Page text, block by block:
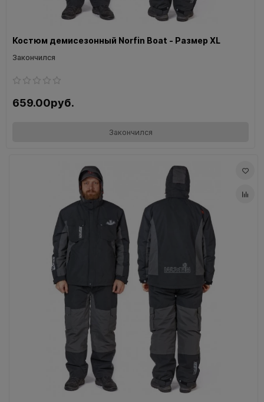
Костюм демисезонный Norfin Boat - Размер XL
Закончился
659.00руб.
Закончился